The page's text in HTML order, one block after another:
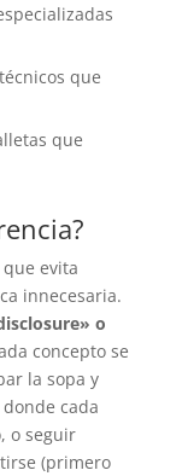
que
que
evita
innecesaria.
o
concepto se
la sopa y
cada
o seguir
(primero